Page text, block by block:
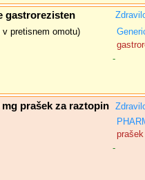
gastrorezisten
pretisnem omotu)
-
mg prašek za raztopin
-